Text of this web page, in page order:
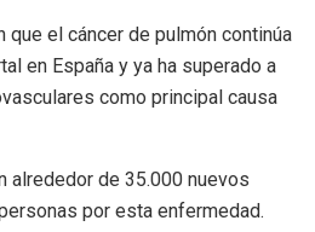
que el cáncer de pulmón continúa
en España y ya ha superado a
como principal causa
alrededor de 35.000 nuevos
por esta enfermedad.